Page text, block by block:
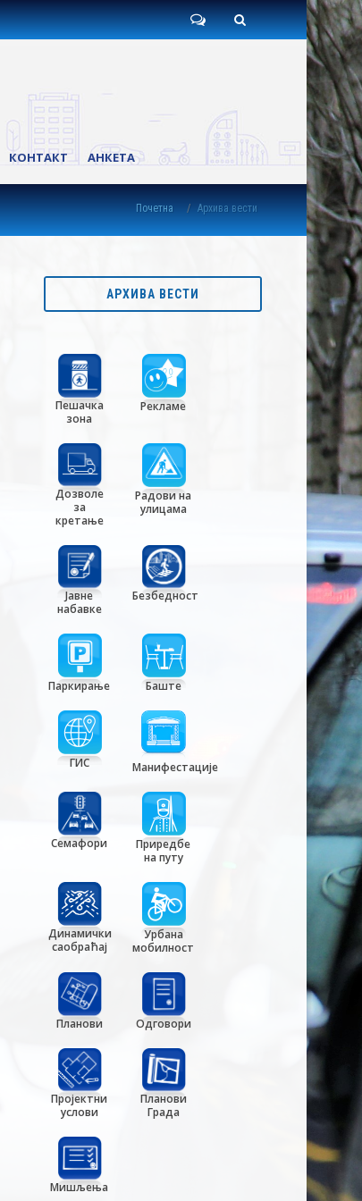
КОНТАКТ АНКЕТА
Почетна Архива вести
АРХИВА ВЕСТИ
Пешачка
зона
Рекламе
Дозволе
за
кретање
Радови на
улицама
Јавне
набавке
Безбедност
Паркирање Баште
ГИС Манифестације
Семафори
Приредбе
на путу
Динамички
саобраћај
Урбана
мобилност
Планови Одговори
Пројектни
услови
Планови
Града
Мишљења